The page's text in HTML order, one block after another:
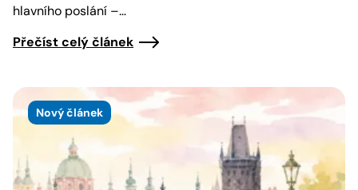
hlavního poslání –…
Přečíst celý článek
Nový článek